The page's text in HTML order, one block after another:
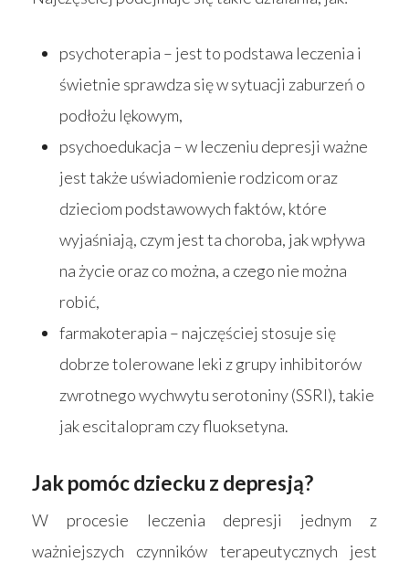
psychoterapia – jest to podstawa leczenia i
świetnie sprawdza się w sytuacji zaburzeń o
podłożu lękowym,
psychoedukacja – w leczeniu depresji ważne
jest także uświadomienie rodzicom oraz
dzieciom podstawowych faktów, które
wyjaśniają, czym jest ta choroba, jak wpływa
na życie oraz co można, a czego nie można
robić,
farmakoterapia – najczęściej stosuje się
dobrze tolerowane leki z grupy inhibitorów
zwrotnego wychwytu serotoniny (SSRI), takie
jak escitalopram czy fluoksetyna.
Jak pomóc dziecku z depresją?
W procesie leczenia depresji jednym z
ważniejszych czynników terapeutycznych jest